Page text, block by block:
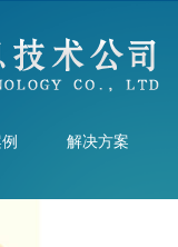
解决方案